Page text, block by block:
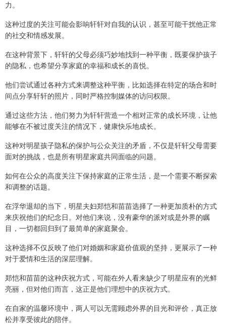
力。
这种过度的关注可能会影响轩轩对自我的认识，甚至可能干扰他正常
的社交和情感发展。
在这种背景下，轩轩的父母必须巧妙地找到一种平衡，既要保护孩子
的隐私，也希望分享家庭的幸福和成长的喜悦。
他们尝试通过各种方式来调整这种平衡，比如选择在特定的场合和时
间点分享轩轩的照片，同时严格控制媒体的访问权限。
通过这些方法，他们努力为轩轩营造一个相对正常的成长环境，让他
能够在不被过度关注的情况下，健康快乐地成长。
这种对明星孩子隐私的保护与公众关注的矛盾，不仅是轩轩父母需要
面对的挑战，也是所有明星家庭共同面临的问题。
如何在公众的高度关注下保持家庭的正常生活，是一个需要不断探索
和调整的话题。
在浮华退却的当下，明星夫妇郑恺和苗苗选择了一种更加质朴的方式
来庆祝他们的纪念日。对他们来说，没有豪华的派对或是外界的瞩
目，一切都回归到了最简单的家庭聚会。
这种选择不仅反映了他们对婚姻和家庭价值观的坚持，更展示了一种
对于爱情和生活的深层理解。
郑恺和苗苗的这种庆祝方式，可能在外人看来缺少了明星应有的光鲜
亮丽，但对他们而言，这正是他们理想中的庆祝方式。
在自家的温馨环境中，两人可以无需顾虑外界的目光和评价，真正放
松并享受彼此的陪伴。